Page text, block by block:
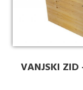
VANJSKI ZID